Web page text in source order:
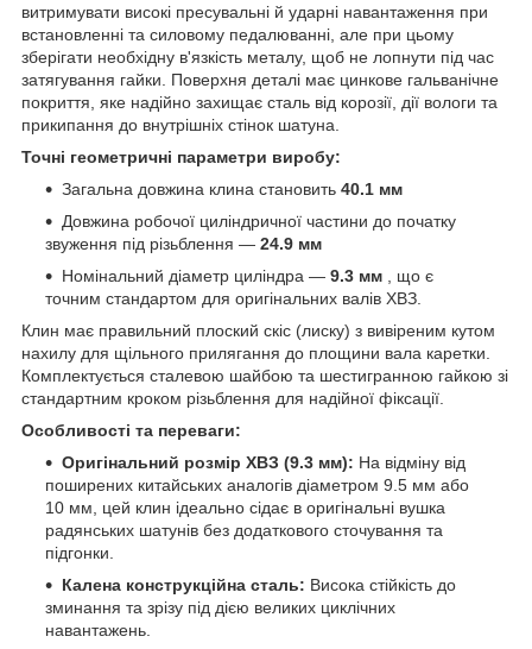
витримувати високі пресувальні й ударні навантаження при
встановленні та силовому педалюванні, але при цьому
зберігати необхідну в'язкість металу, щоб не лопнути під час
затягування гайки. Поверхня деталі має цинкове гальванічне
покриття, яке надійно захищає сталь від корозії, дії вологи та
прикипання до внутрішніх стінок шатуна.
Точні геометричні параметри виробу:
Загальна довжина клина становить 40.1 мм
Довжина робочої циліндричної частини до початку
звуження під різьблення — 24.9 мм
Номінальний діаметр циліндра — 9.3 мм , що є
точним стандартом для оригінальних валів ХВЗ.
Клин має правильний плоский скіс (лиску) з вивіреним кутом
нахилу для щільного прилягання до площини вала каретки.
Комплектується сталевою шайбою та шестигранною гайкою зі
стандартним кроком різьблення для надійної фіксації.
Особливості та переваги:
Оригінальний розмір ХВЗ (9.3 мм): На відміну від
поширених китайських аналогів діаметром 9.5 мм або
10 мм, цей клин ідеально сідає в оригінальні вушка
радянських шатунів без додаткового сточування та
підгонки.
Калена конструкційна сталь: Висока стійкість до
зминання та зрізу під дією великих циклічних
навантажень.